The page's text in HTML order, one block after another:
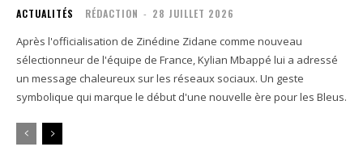
ACTUALITÉS RÉDACTION - 28 JUILLET 2026
Après l'officialisation de Zinédine Zidane comme nouveau
sélectionneur de l'équipe de France, Kylian Mbappé lui a adressé
un message chaleureux sur les réseaux sociaux. Un geste
symbolique qui marque le début d'une nouvelle ère pour les Bleus.